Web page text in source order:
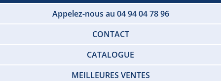
Appelez-nous au 04 94 04 78 96
CONTACT
CATALOGUE
MEILLEURES VENTES